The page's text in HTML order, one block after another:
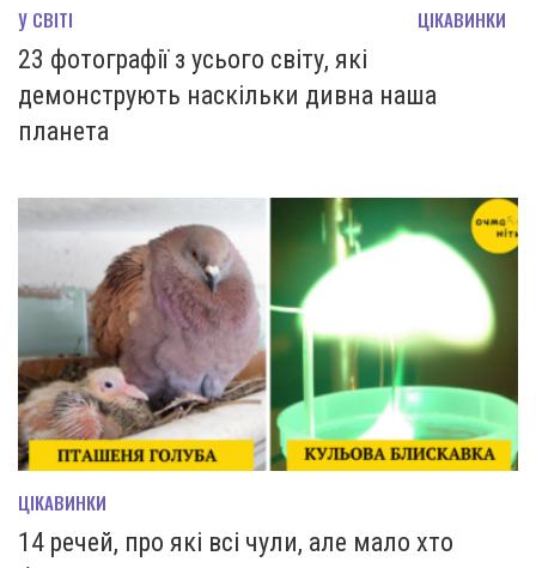
У СВІТІ ЦІКАВИНКИ
23 фотографії з усього світу, які
демонструють наскільки дивна наша
планета
ЦІКАВИНКИ
14 речей, про які всі чули, але мало хто